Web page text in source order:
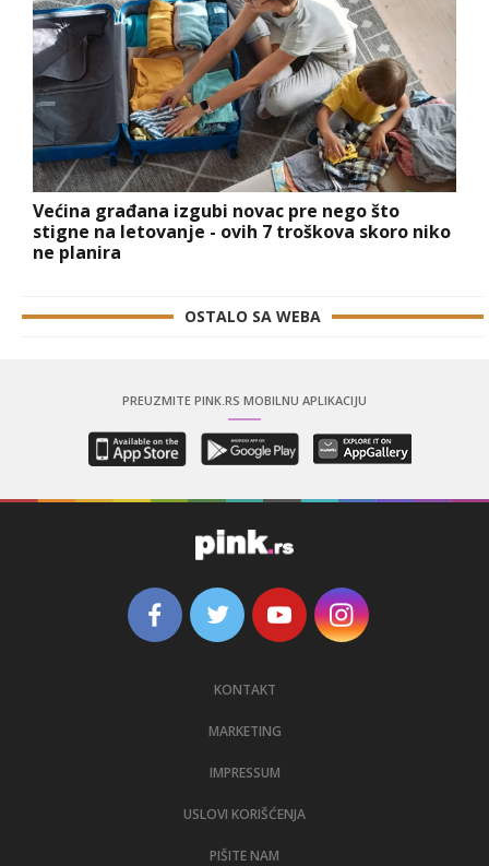
Većina građana izgubi novac pre nego što
stigne na letovanje - ovih 7 troškova skoro niko
ne planira
OSTALO SA WEBA
PREUZMITE PINK.RS MOBILNU APLIKACIJU
KONTAKT
MARKETING
IMPRESSUM
USLOVI KORIŠĆENJA
PIŠITE NAM